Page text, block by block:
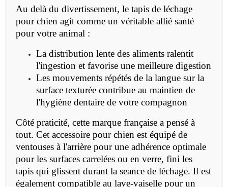
Au delà du divertissement, le tapis de léchage
pour chien agit comme un véritable allié santé
pour votre animal :
La distribution lente des aliments ralentit
l'ingestion et favorise une meilleure digestion
Les mouvements répétés de la langue sur la
surface texturée contribue au maintien de
l'hygiène dentaire de votre compagnon
Côté praticité, cette marque française a pensé à
tout. Cet accessoire pour chien est équipé de
ventouses à l'arrière pour une adhérence optimale
pour les surfaces carrelées ou en verre, fini les
tapis qui glissent durant la seance de léchage. Il est
également compatible au lave-vaiselle pour un